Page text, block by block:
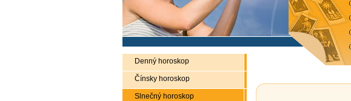
Denný horoskop
Čínsky horoskop
Slnečný horoskop